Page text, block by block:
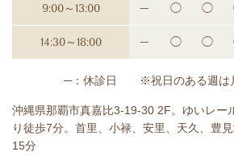
9:00～13:00 ─ ◯ ◯
14:30～18:00 ─ ◯ ◯
─：休診日 ※祝日のある週は
沖縄県那覇市真嘉比3-19-30 2F。ゆいレー
り徒歩7分。首里、小禄、安里、天久、豊
15分